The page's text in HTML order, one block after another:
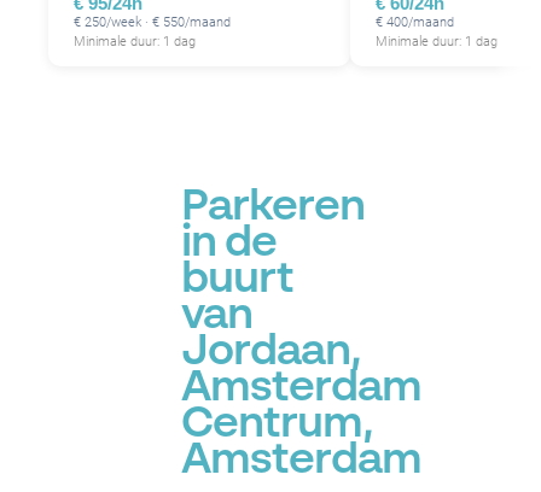
P
P
P
€ 250/week · € 550/maand
Minimale duur: 1 dag
€ 400/maand
Minimale duur: 1 dag
Parkeren
in de
buurt
van
Jordaan,
Amsterdam
Centrum,
Amsterdam